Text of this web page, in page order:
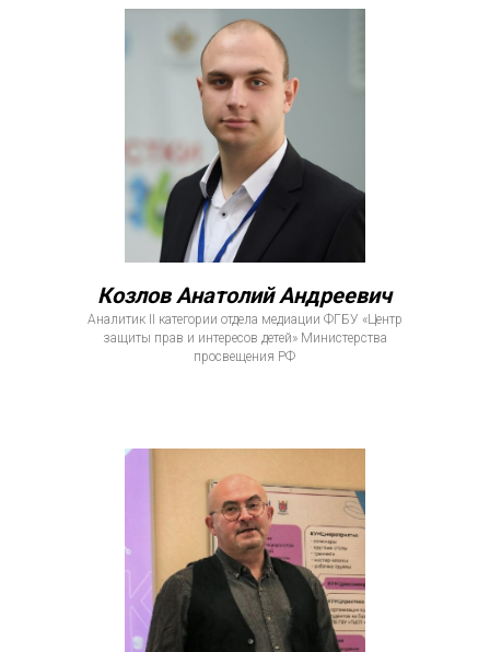
Козлов Анатолий Андреевич
Аналитик II категории отдела медиации ФГБУ «Центр
защиты прав и интересов детей» Министерства
просвещения РФ